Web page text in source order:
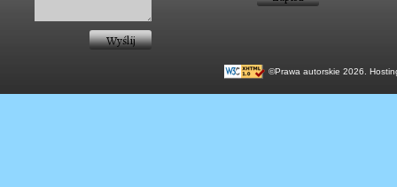
©Prawa autorskie 2026.